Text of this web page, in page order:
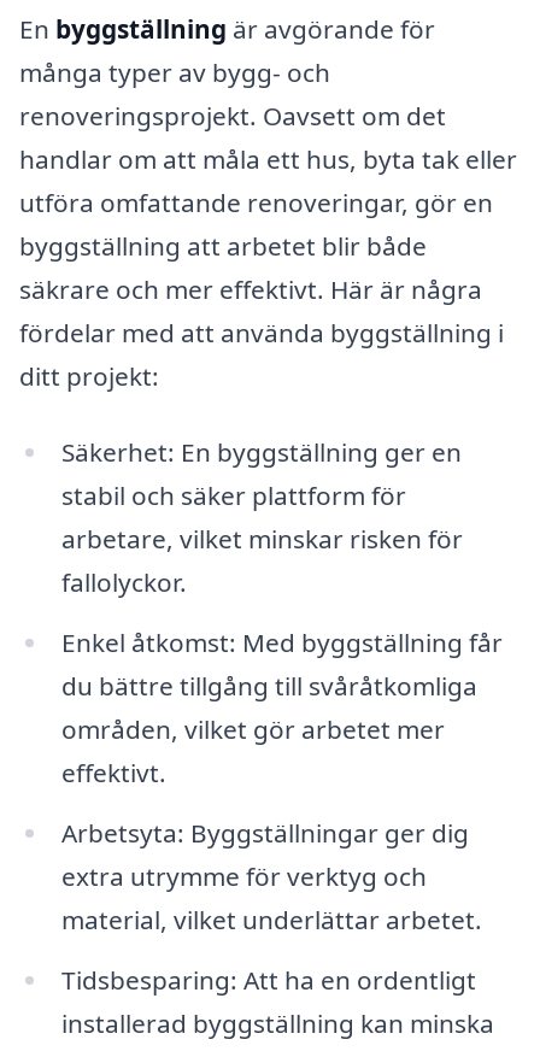
En byggställning är avgörande för
många typer av bygg- och
renoveringsprojekt. Oavsett om det
handlar om att måla ett hus, byta tak eller
utföra omfattande renoveringar, gör en
byggställning att arbetet blir både
säkrare och mer effektivt. Här är några
fördelar med att använda byggställning i
ditt projekt:
Säkerhet: En byggställning ger en
stabil och säker plattform för
arbetare, vilket minskar risken för
fallolyckor.
Enkel åtkomst: Med byggställning får
du bättre tillgång till svåråtkomliga
områden, vilket gör arbetet mer
effektivt.
Arbetsyta: Byggställningar ger dig
extra utrymme för verktyg och
material, vilket underlättar arbetet.
Tidsbesparing: Att ha en ordentligt
installerad byggställning kan minska